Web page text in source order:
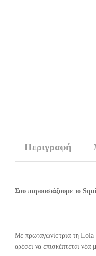
Περιγραφή
Σου παρουσιάζουμε το
Με πρωταγωνίστρια τη Lola
αρέσει να επισκέπτεται νέα